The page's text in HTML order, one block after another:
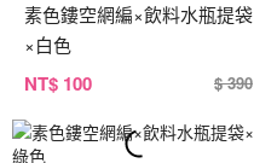
素色鏤空網編×飲料水瓶提袋
×白色
NT$ 100 $ 390